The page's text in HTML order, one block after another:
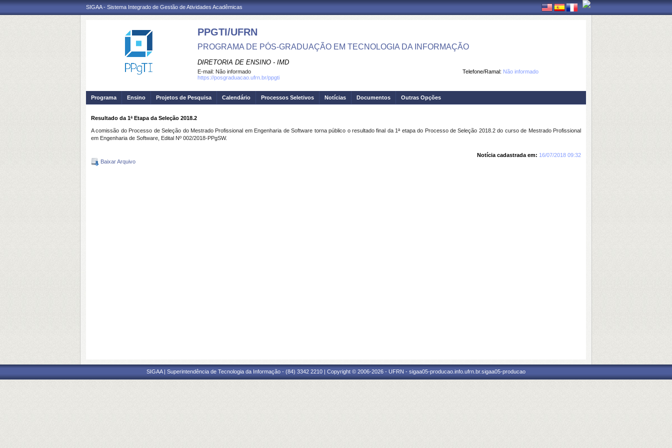
SIGAA - Sistema Integrado de Gestão de Atividades Acadêmicas
PPGTI/UFRN
PROGRAMA DE PÓS-GRADUAÇÃO EM TECNOLOGIA DA INFORMAÇÃO
DIRETORIA DE ENSINO - IMD
Telefone/Ramal: Não informado
E-mail: Não informado
https://posgraduacao.ufrn.br/ppgti
Programa Ensino Projetos de Pesquisa Calendário Processos Seletivos Notícias Documentos Outras Opções
Resultado da 1ª Etapa da Seleção 2018.2
A comissão do Processo de Seleção do Mestrado Profissional em Engenharia de Software torna público o resultado final da 1ª etapa do Processo de Seleção 2018.2 do curso de Mestrado Profissional
em Engenharia de Software, Edital Nº 002/2018-PPgSW.
Notícia cadastrada em: 16/07/2018 09:32
Baixar Arquivo
SIGAA | Superintendência de Tecnologia da Informação - (84) 3342 2210 | Copyright © 2006-2026 - UFRN - sigaa05-producao.info.ufrn.br.sigaa05-producao